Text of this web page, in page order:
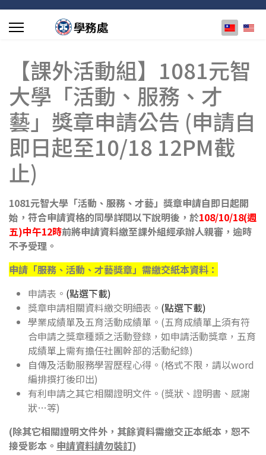
選擇你的
【課外活動組】1081元智
大學「活動、服務、才
藝」獎章申請公告 (申請自
即日起至10/18 12PM截
止)
1081元智大學「活動、服務、才藝」獎章申請自即日起開
始，符合申請資格的同學詳閱以下說明後，於108/10/18(週
五)中午12時前將申請資料繳至課外組經承辦人親審，逾時
不予受理。
申請「服務、活動、才藝獎章」需繳交紙本資料：
申請表。 (點選下載)
獎章申請相關資料繳交明細表。 (點選下載)
學業成績單及五育活動成績單。(五育成績單上須有符
合申請之獎章種類之活動登錄，如申請活動獎章，五育
成績單上需有擔任社團幹部的活動紀錄)
自傳及活動服務學習歷程心得。(格式不限，請以word
編排撰打後印出)
有利申請之其它相關證明文件。(獎狀、證明書、感謝
狀…等)
(除其它相關證明文件外，其餘資料需繳交正本紙本，恕不
接受影本。 申請資料請勿裝訂)